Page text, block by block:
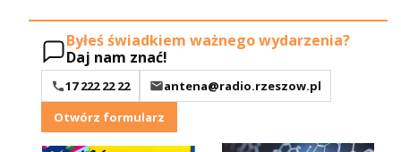
Byłeś świadkiem ważnego wydarzenia?
Daj nam znać!
17 222 22 22
antena@radio.rzeszow.pl
Otwórz formularz